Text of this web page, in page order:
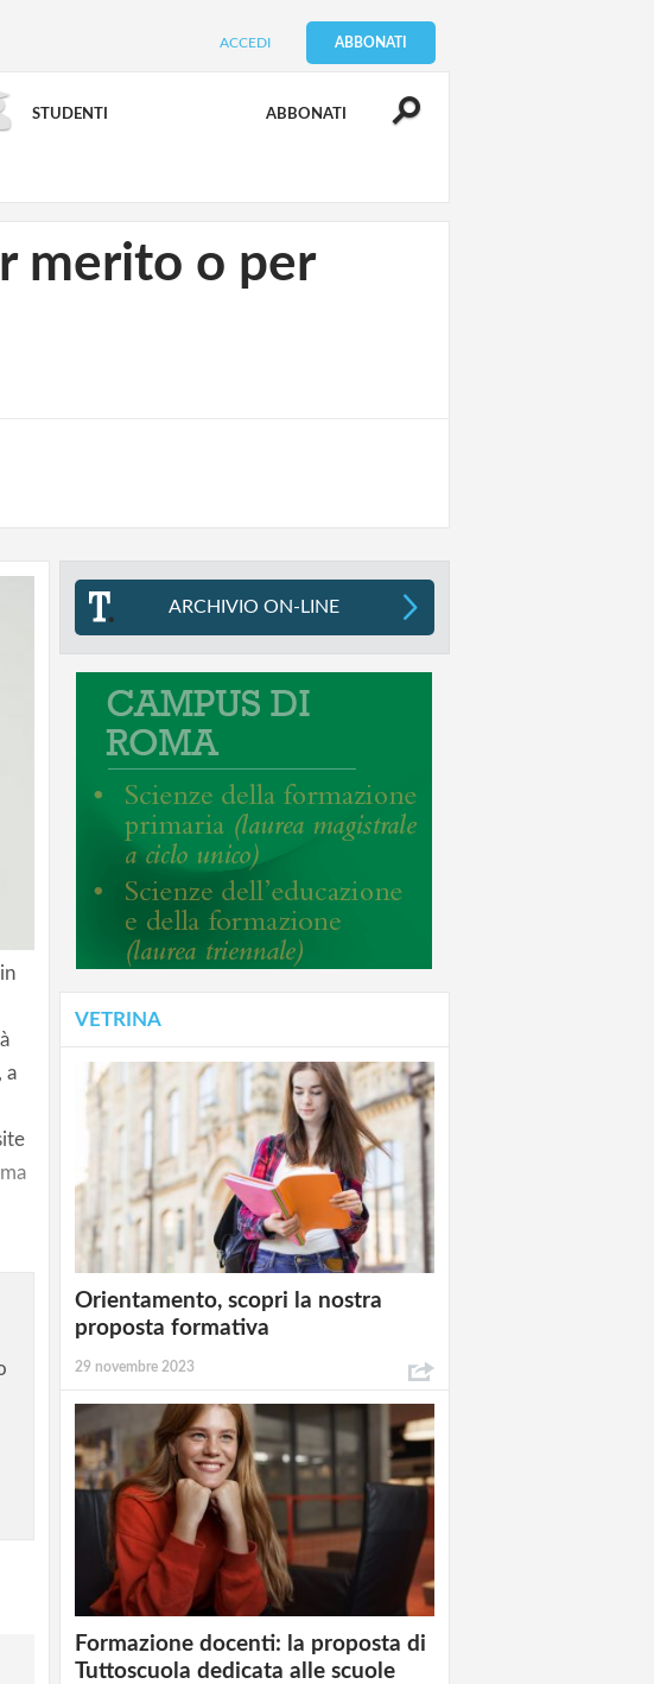
ACCEDI ABBONATI
STUDENTI ABBONATI
merito o per
a
ARCHIVIO ON-LINE
VETRINA
Orientamento, scopri la nostra
proposta formativa
29 novembre 2023
Formazione docenti: la proposta di
Tuttoscuola dedicata alle scuole